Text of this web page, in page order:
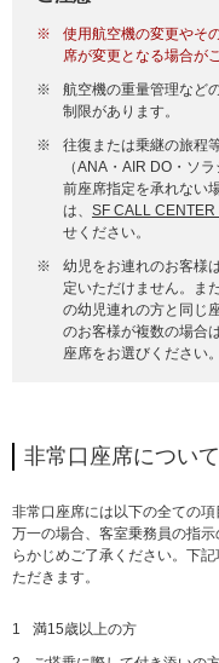
※
使用航空機の変更やそ
席が変更となる場合が
※
航空機の重量管理など
制限があります。
※
往復または乗継の旅程
（ANA・AIR DO・ソ
前座席指定を承れない
は、 SF CALL CENTER
せください。
※
幼児をお連れのお客様
定いただけません。ま
の幼児連れの方と同じ
のお客様が複数の場合
座席をお選びください。
非常口座席について
非常口座席には以下の全ての
万一の場合、客室乗務員の指
らかじめご了承ください。下
ただきます。
1
満15歳以上の方